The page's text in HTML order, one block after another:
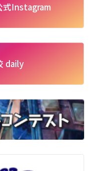
式Instagram
daily